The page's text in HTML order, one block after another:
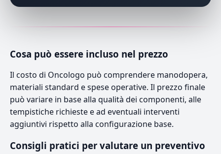
Cosa può essere incluso nel prezzo
Il costo di Oncologo può comprendere manodopera,
materiali standard e spese operative. Il prezzo finale
può variare in base alla qualità dei componenti, alle
tempistiche richieste e ad eventuali interventi
aggiuntivi rispetto alla configurazione base.
Consigli pratici per valutare un preventivo